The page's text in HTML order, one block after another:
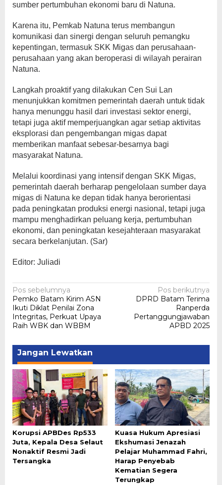
sumber pertumbuhan ekonomi baru di Natuna.
Karena itu, Pemkab Natuna terus membangun
komunikasi dan sinergi dengan seluruh pemangku
kepentingan, termasuk SKK Migas dan perusahaan-
perusahaan yang akan beroperasi di wilayah perairan
Natuna.
Langkah proaktif yang dilakukan Cen Sui Lan
menunjukkan komitmen pemerintah daerah untuk tidak
hanya menunggu hasil dari investasi sektor energi,
tetapi juga aktif memperjuangkan agar setiap aktivitas
eksplorasi dan pengembangan migas dapat
memberikan manfaat sebesar-besarnya bagi
masyarakat Natuna.
Melalui koordinasi yang intensif dengan SKK Migas,
pemerintah daerah berharap pengelolaan sumber daya
migas di Natuna ke depan tidak hanya berorientasi
pada peningkatan produksi energi nasional, tetapi juga
mampu menghadirkan peluang kerja, pertumbuhan
ekonomi, dan peningkatan kesejahteraan masyarakat
secara berkelanjutan. (Sar)
Editor: Juliadi
Navigasi
pos
Pos sebelumnya
Pemko Batam Kirim ASN
Ikuti Diklat Penilai Zona
Integritas, Perkuat Upaya
Raih WBK dan WBBM
Pos berikutnya
DPRD Batam Terima
Ranperda
Pertanggungjawaban
APBD 2025
Jangan Lewatkan
Korupsi APBDes Rp533
Juta, Kepala Desa Selaut
Nonaktif Resmi Jadi
Tersangka
Kuasa Hukum Apresiasi
Ekshumasi Jenazah
Pelajar Muhammad Fahri,
Harap Penyebab
Kematian Segera
Terungkap